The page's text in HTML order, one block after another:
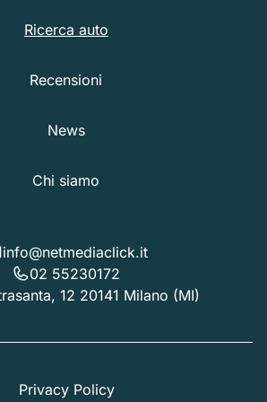
Ricerca auto
Recensioni
News
Chi siamo
info@netmediaclick.it
02 55230172
12 20141 Milano (MI)
Privacy Policy